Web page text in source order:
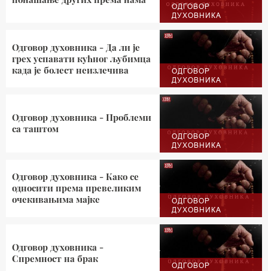
ОДГОВОР
ДУХОВНИКА
ОДГОВОР
ДУХОВНИКА
Одговор духовника - Да ли је
грех успавати кућног љубимца
када је болест неизлечива
ОДГОВОР
ДУХОВНИКА
Одговор духовника - Проблеми
са таштом
ОДГОВОР
ДУХОВНИКА
Одговор духовника - Како се
односити према превеликим
очекивањима мајке
ОДГОВОР
Одговор духовника -
Спремност на брак